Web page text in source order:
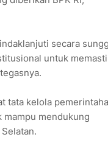
secara
untuk
tata kelola
mampu mendukung